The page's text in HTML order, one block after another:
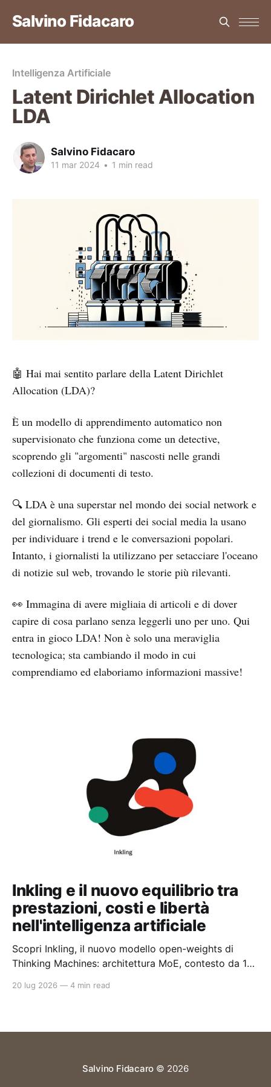
Salvino Fidacaro
Intelligenza Artificiale
Latent Dirichlet Allocation
LDA
Salvino Fidacaro
11 mar 2024 • 1 min read
🤖 Hai mai sentito parlare della Latent Dirichlet
Allocation (LDA)?
È un modello di apprendimento automatico non
supervisionato che funziona come un detective,
scoprendo gli "argomenti" nascosti nelle grandi
collezioni di documenti di testo.
🔍 LDA è una superstar nel mondo dei social network e
del giornalismo. Gli esperti dei social media la usano
per individuare i trend e le conversazioni popolari.
Intanto, i giornalisti la utilizzano per setacciare l'oceano
di notizie sul web, trovando le storie più rilevanti.
👀 Immagina di avere migliaia di articoli e di dover
capire di cosa parlano senza leggerli uno per uno. Qui
entra in gioco LDA! Non è solo una meraviglia
tecnologica; sta cambiando il modo in cui
comprendiamo ed elaboriamo informazioni massive!
Inkling e il nuovo equilibrio tra
prestazioni, costi e libertà
nell'intelligenza artificiale
Scopri Inkling, il nuovo modello open-weights di
Thinking Machines: architettura MoE, contesto da 1
enterprise.
20 lug 2026 — 4 min read
Salvino Fidacaro © 2026